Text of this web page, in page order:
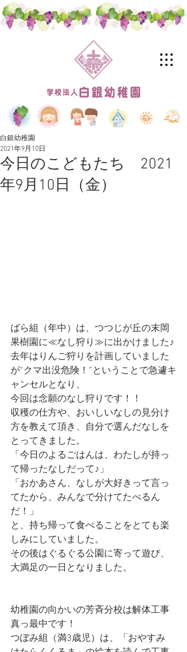
今日のこどもたち 2021
年9月10日（金）
白銀幼稚園
2021年9月10日
ばら組（年中）は、つつじが丘の末岡
果樹園に≪なし狩り≫に出かけました♪
去年はりんご狩りを計画していました
が“クマ出没危険！”ということで急遽キ
ャンセルとなり、
今回は念願のなし狩りです！！
収穫の仕方や、おいしいなしの見分け
方を教えて頂き、自分で選んだなしを
とってきました。
「今日のよるごはんは、わたしが持っ
て帰ったなしだって♪」
「おかあさん、なしが大好きって言っ
てたから、みんなで分けてたべるん
だ！」
と、持ち帰って食べることをとても楽
しみにしていました。
その後はぐるぐる公園に寄って遊び、
大満足の一日となりました。
幼稚園の向かいの芳斉分校は解体工事
真っ最中です！
つぼみ組（満3歳児）は、「おやすみ